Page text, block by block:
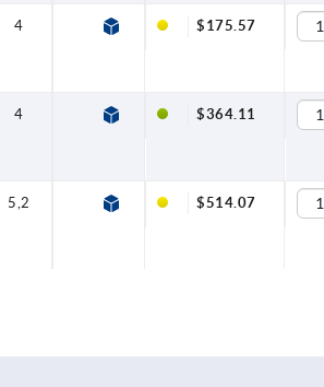
4 1.4301 $175.57
4 1.4301 $364.11
5,2 1.4301 $514.07